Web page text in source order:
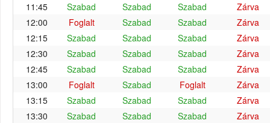
11:45
Szabad Szabad Szabad
Zárva
12:00
Foglalt Szabad Szabad
Zárva
12:15
Szabad Szabad Szabad
Zárva
12:30
Szabad Szabad Szabad
Zárva
12:45
Szabad Szabad Szabad
Zárva
13:00
Foglalt Szabad Foglalt
Zárva
13:15
Szabad Szabad Szabad
Zárva
13:30
Szabad Szabad Szabad
Zárva